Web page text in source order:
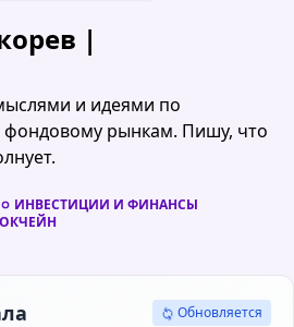
|
и идеями по
фондовому рынкам. Пишу, что
ИНВЕСТИЦИИ И ФИНАНСЫ
Обновлено: 1 секунду назад